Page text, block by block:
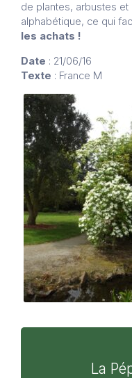
de plantes, arbustes
alphabétique, ce qui
les achats !
Date : 21/06/16
Texte : France M
La